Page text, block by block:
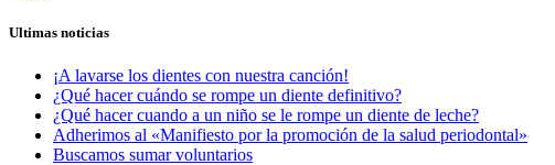
Ultimas noticias
¡A lavarse los dientes con nuestra canción!
¿Qué hacer cuándo se rompe un diente definitivo?
¿Qué hacer cuando a un niño se le rompe un diente de leche?
Adherimos al «Manifiesto por la promoción de la salud periodontal»
Buscamos sumar voluntarios